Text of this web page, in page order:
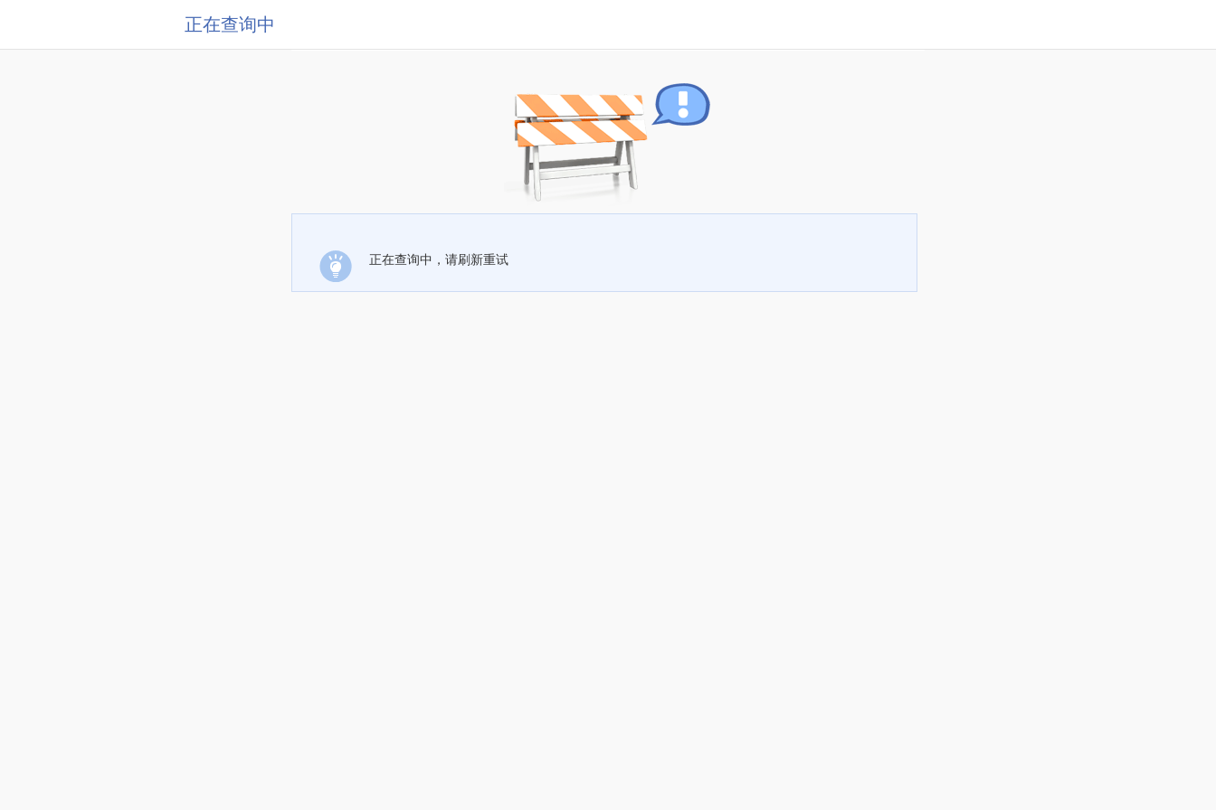
正在查询中
正在查询中，请刷新重试